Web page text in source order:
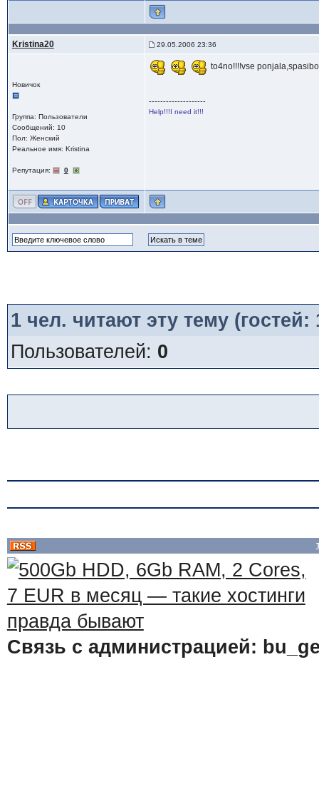
Kristina20 29.05.2006 23:36
Новичок
Группа: Пользователи
Сообщений: 10
Пол: Женский
Реальное имя: Kristina
Репутация: 0
to4no!!!!vse
--------------------
Help!!!I need it!!!
1чел. читают эту тему
Пользователей: 0
Связь с администрацией: